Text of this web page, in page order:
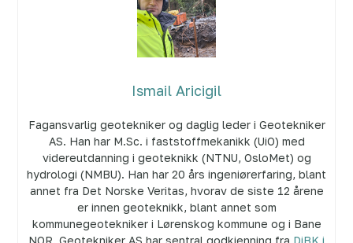
Ismail Aricigil
Fagansvarlig geotekniker og daglig leder i Geotekniker
AS. Han har M.Sc. i faststoffmekanikk (UiO) med
videreutdanning i geoteknikk (NTNU, OsloMet) og
hydrologi (NMBU). Han har 20 års ingeniørerfaring, blant
annet fra Det Norske Veritas, hvorav de siste 12 årene
er innen geoteknikk, blant annet som
kommunegeotekniker i Lørenskog kommune og i Bane
NOR. Geotekniker AS har sentral godkjenning fra DiBK i